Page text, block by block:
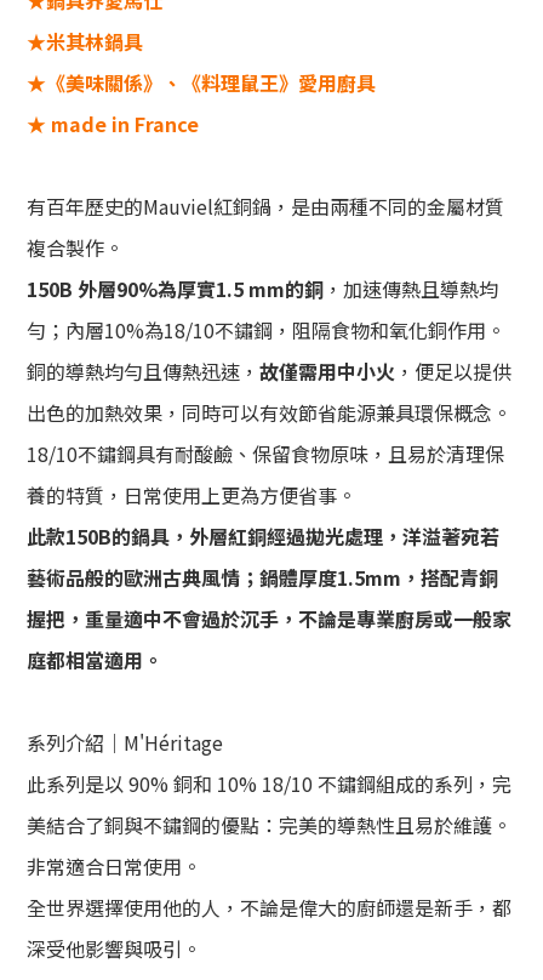
★米其林鍋具
★《美味關係》、《料理鼠王》愛用廚具
★ made in France
有百年歷史的Mauviel紅銅鍋，是由兩種不同的金屬材質
複合製作。
150B 外層90%為厚實1.5 mm的銅 ，加速傳熱且導熱均
勻；內層10%為18/10不鏽鋼，阻隔食物和氧化銅作用。
銅的導熱均勻且傳熱迅速， 故僅需用中小火 ，便足以提供
出色的加熱效果，同時可以有效節省能源兼具環保概念。
18/10不鏽鋼具有耐酸鹼、保留食物原味，且易於清理保
養的特質，日常使用上更為方便省事。
此款150B的鍋具， 外層紅銅經過拋光處理，洋溢著宛若
藝術品般的歐洲古典風情；鍋體厚度1.5mm，搭配青銅
握把，重量適中不會過於沉手，不論是專業廚房或一般家
庭都相當適用。
系列介紹｜M'Héritage
此系列是以 90% 銅和 10% 18/10 不鏽鋼組成的系列，完
美結合了銅與不鏽鋼的優點：完美的導熱性且易於維護。
非常適合日常使用。
全世界選擇使用他的人，不論是偉大的廚師還是新手，都
深受他影響與吸引。